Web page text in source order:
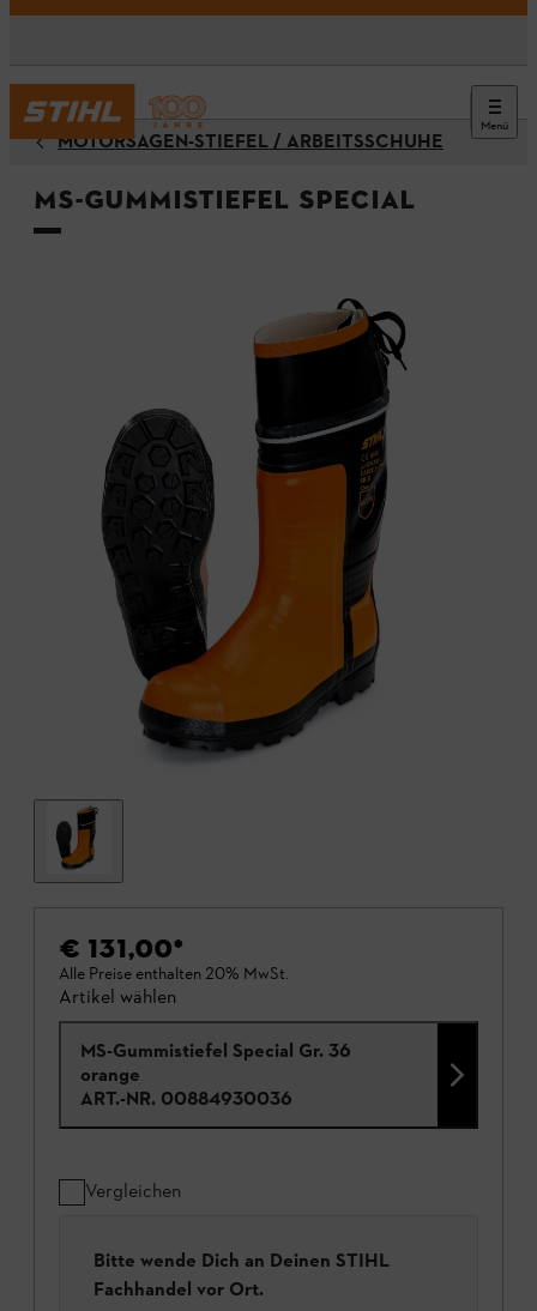
Menü
MOTORSÄGEN-STIEFEL / ARBEITSSCHUHE
MS-Gummistiefel SPECIAL
€ 131,00*
Alle Preise enthalten 20% MwSt.
Artikel wählen
MS-Gummistiefel Special Gr. 36
orange
ART.-NR. 00884930036
Vergleichen
Bitte wende Dich an Deinen STIHL
Fachhandel vor Ort.